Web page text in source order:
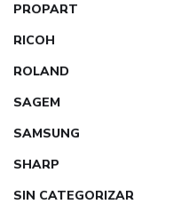
PROPART
RICOH
ROLAND
SAGEM
SAMSUNG
SHARP
SIN CATEGORIZAR